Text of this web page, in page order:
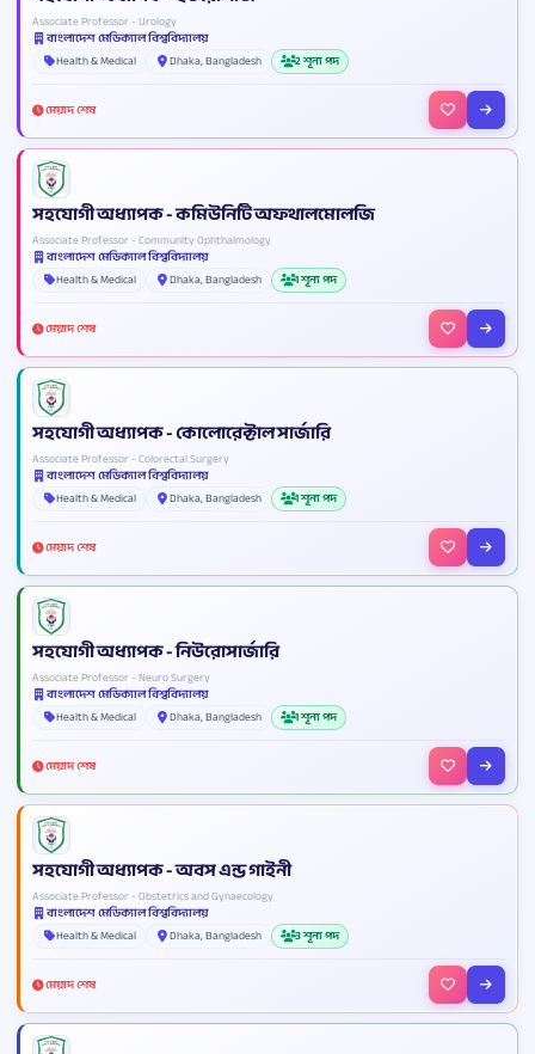
Associate Professor - Urology
বাংলাদেশ মেডিক্যাল বিশ্ববিদ্যালয়
Health & Medical
Dhaka, Bangladesh 2 শূন্য পদ
মেয়াদ শেষ
সহযোগী অধ্যাপক - কমিউনিটি অফথালমোলজি
Associate Professor - Community Ophthalmology
বাংলাদেশ মেডিক্যাল বিশ্ববিদ্যালয়
Health & Medical
Dhaka, Bangladesh 1 শূন্য পদ
মেয়াদ শেষ
সহযোগী অধ্যাপক - কোলোরেক্টাল সার্জারি
Associate Professor - Colorectal Surgery
বাংলাদেশ মেডিক্যাল বিশ্ববিদ্যালয়
Health & Medical
Dhaka, Bangladesh 1 শূন্য পদ
মেয়াদ শেষ
সহযোগী অধ্যাপক - নিউরোসার্জারি
Associate Professor - Neuro Surgery
বাংলাদেশ মেডিক্যাল বিশ্ববিদ্যালয়
Health & Medical
Dhaka, Bangladesh 1 শূন্য পদ
মেয়াদ শেষ
সহযোগী অধ্যাপক - অবস এন্ড গাইনী
Associate Professor - Obstetrics and Gynaecology
বাংলাদেশ মেডিক্যাল বিশ্ববিদ্যালয়
Health & Medical
Dhaka, Bangladesh 3 শূন্য পদ
মেয়াদ শেষ